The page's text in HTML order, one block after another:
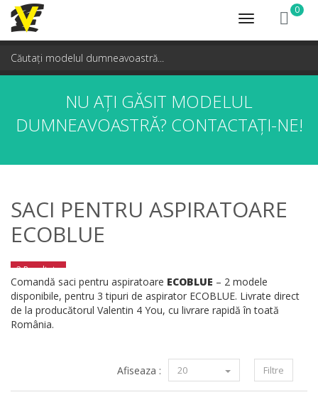
Toggle
navigation
0
NU AȚI GĂSIT MODELUL
DUMNEAVOASTRĂ? CONTACTAȚI-NE!
SACI PENTRU ASPIRATOARE
ECOBLUE
2 Rezultate
Comandă saci pentru aspiratoare ECOBLUE – 2 modele
disponibile, pentru 3 tipuri de aspirator ECOBLUE. Livrate direct
de la producătorul Valentin 4 You, cu livrare rapidă în toată
România.
Filtre
Afiseaza : 20